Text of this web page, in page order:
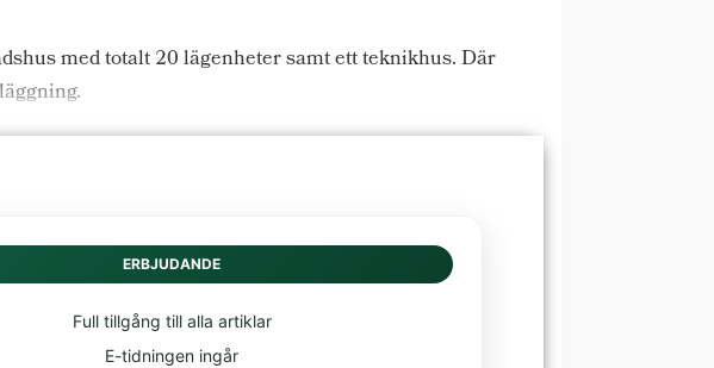
med totalt 20 lägenheter samt ett teknik­hus. Där
ERBJUDANDE
Full tillgång till alla artiklar
E-tidningen ingår